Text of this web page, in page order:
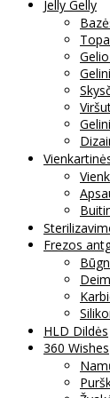
Jelly Gelly
Frezos
HLD Dildės
360 Wishes